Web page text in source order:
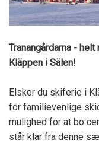
Tranangårdarna -
Kläppen i Sälen!
Elsker du skiferie i
for familievenlige
mulighed for at bo
står klar fra denne